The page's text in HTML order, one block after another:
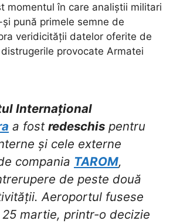
momentul în care analiștii militari
pună primele semne de
veridicității datelor oferite de
provocate Armatei
Internațional
a fost redeschis pentru
și cele externe
compania TAROM,
de peste două
Aeroportul fusese
martie, printr-o decizie